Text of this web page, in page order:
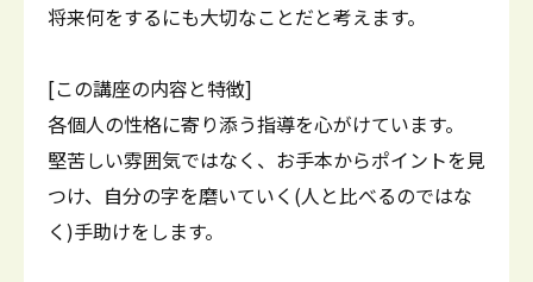
将来何をするにも大切なことだと考えます。
[この講座の内容と特徴]
各個人の性格に寄り添う指導を心がけています。
堅苦しい雰囲気ではなく、お手本からポイントを見
つけ、自分の字を磨いていく(人と比べるのではな
く)手助けをします。